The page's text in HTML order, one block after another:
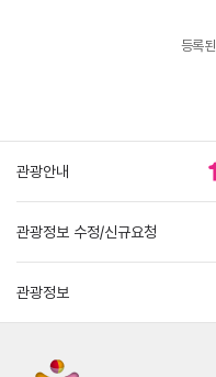
등록
관광안내
관광정보 수정/신규요청
관광정보